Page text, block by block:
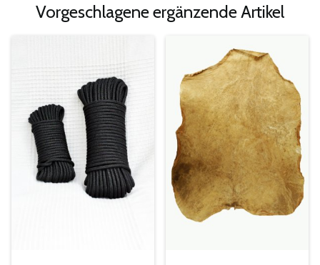
Vorgeschlagene ergänzende Artikel